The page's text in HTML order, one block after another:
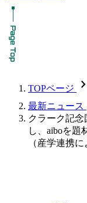
TOPページ chevron_forward
最新ニュース
クラーク記
し、aiboを題
（産学連携